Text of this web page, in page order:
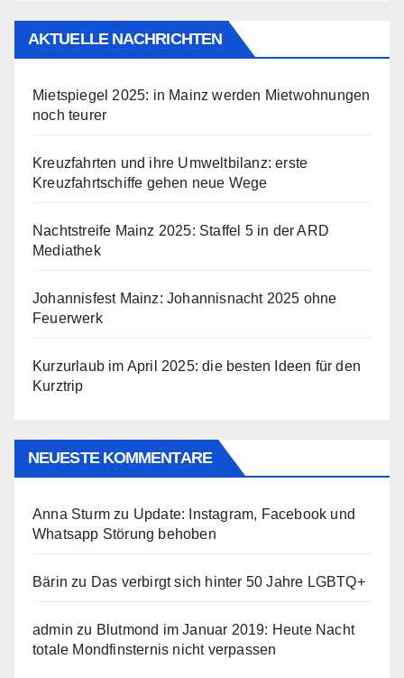
AKTUELLE NACHRICHTEN
Mietspiegel 2025: in Mainz werden Mietwohnungen
noch teurer
Kreuzfahrten und ihre Umweltbilanz: erste
Kreuzfahrtschiffe gehen neue Wege
Nachtstreife Mainz 2025: Staffel 5 in der ARD
Mediathek
Johannisfest Mainz: Johannisnacht 2025 ohne
Feuerwerk
Kurzurlaub im April 2025: die besten Ideen für den
Kurztrip
NEUESTE KOMMENTARE
Anna Sturm zu Update: Instagram, Facebook und
Whatsapp Störung behoben
Bärin zu Das verbirgt sich hinter 50 Jahre LGBTQ+
admin zu Blutmond im Januar 2019: Heute Nacht
totale Mondfinsternis nicht verpassen